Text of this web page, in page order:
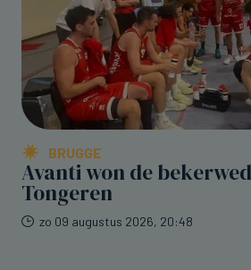
BRUGGE
Avanti won de
Tongeren
zo 09 augustus 2026, 20:48